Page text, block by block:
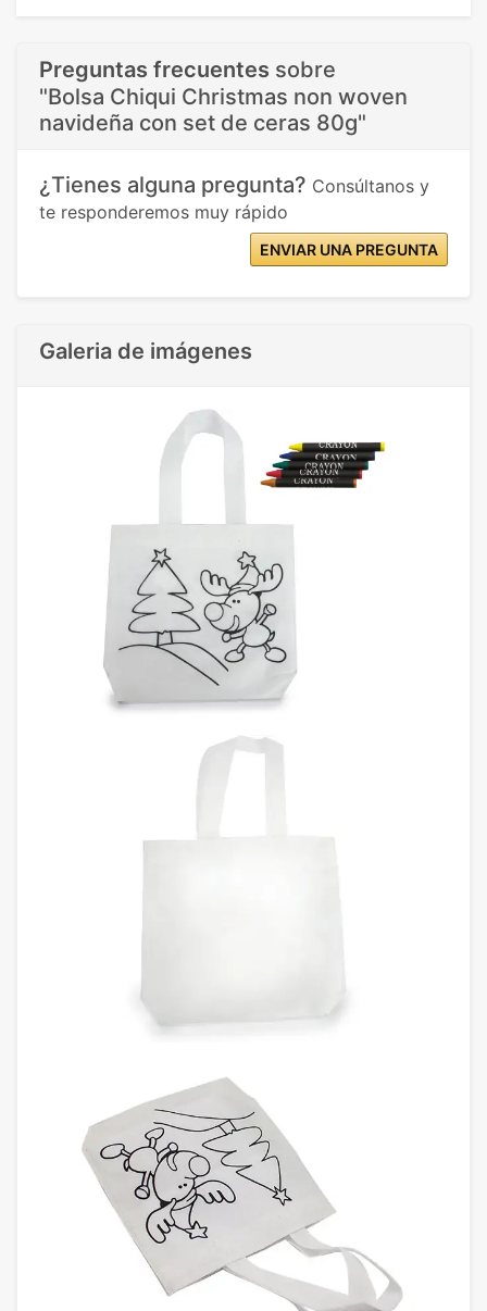
Preguntas frecuentes sobre
"Bolsa Chiqui Christmas non woven
navideña con set de ceras 80g"
¿Tienes alguna pregunta? Consúltanos y
te responderemos muy rápido
ENVIAR UNA PREGUNTA
Galeria de imágenes